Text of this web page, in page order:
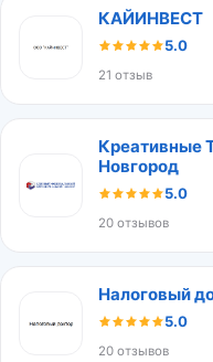
КАЙИНВЕСТ
5.0
21 отзыв
Креативные
Новгород
5.0
20 отзывов
Налоговый
5.0
20 отзывов